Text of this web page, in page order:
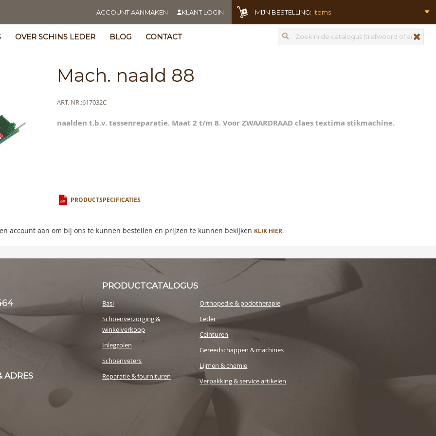
ACCOUNT AANMAKEN KLANT LOGIN MIJN BESTELLING: items
OVER SCHINS LEDER BLOG CONTACT Zoeken
Mach. naald 88
Meer
ART. NR.617032C
naalden t.b.v. tassenreparatie. Maat 2 t/m 8. Voor ZWAARDRAAD claes textima stikmachine.
PRODUCTSPECIFICATIES
account aan om bij ons te kunnen bestellen en prijzen te kunnen bekijken KLIK HIER.
ADRES
PRODUCTCATALOGUS
Basi
Schoenverzorging &
winkelverkoop
Inlegzolen
Schoenveters
Reparatie & fournituren
Orthopedie & podotherapie
Leder
Ceinturen
Gereedschappen & machines
Lijmen & chemie
Verpakking & service artikelen